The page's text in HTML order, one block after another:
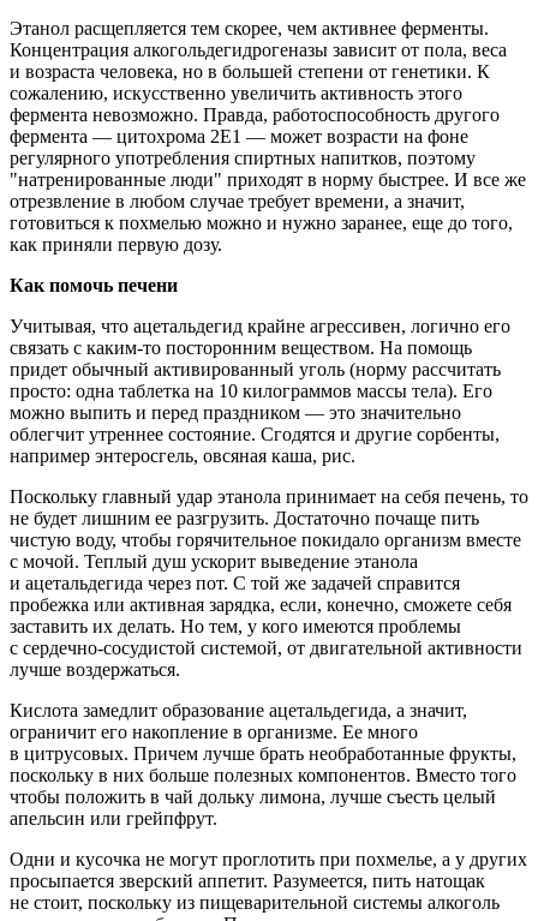
Этанол расщепляется тем скорее, чем активнее ферменты.
Концентрация алкогольдегидрогеназы зависит от пола, веса
и возраста человека, но в большей степени от генетики. К
сожалению, искусственно увеличить активность этого
фермента невозможно. Правда, работоспособность другого
фермента — цитохрома 2Е1 — может возрасти на фоне
регулярного употребления спиртных напитков, поэтому
"натренированные люди" приходят в норму быстрее. И все же
отрезвление в любом случае требует времени, а значит,
готовиться к похмелью можно и нужно заранее, еще до того,
как приняли первую дозу.
Как помочь печени
Учитывая, что ацетальдегид крайне агрессивен, логично его
связать с каким-то посторонним веществом. На помощь
придет обычный активированный уголь (норму рассчитать
просто: одна таблетка на 10 килограммов массы тела). Его
можно выпить и перед праздником — это значительно
облегчит утреннее состояние. Сгодятся и другие сорбенты,
например энтеросгель, овсяная каша, рис.
Поскольку главный удар этанола принимает на себя печень, то
не будет лишним ее разгрузить. Достаточно почаще пить
чистую воду, чтобы горячительное покидало организм вместе
с мочой. Теплый душ ускорит выведение этанола
и ацетальдегида через пот. С той же задачей справится
пробежка или активная зарядка, если, конечно, сможете себя
заставить их делать. Но тем, у кого имеются проблемы
с сердечно-сосудистой системой, от двигательной активности
лучше воздержаться.
Кислота замедлит образование ацетальдегида, а значит,
ограничит его накопление в организме. Ее много
в цитрусовых. Причем лучше брать необработанные фрукты,
поскольку в них больше полезных компонентов. Вместо того
чтобы положить в чай дольку лимона, лучше съесть целый
апельсин или грейпфрут.
Одни и кусочка не могут проглотить при похмелье, а у других
просыпается зверский аппетит. Разумеется, пить натощак
не стоит, поскольку из пищеварительной системы алкоголь